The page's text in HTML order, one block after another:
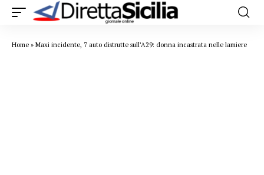
Home » Maxi incidente, 7 auto distrutte sull’A29: donna incastrata nelle lamiere